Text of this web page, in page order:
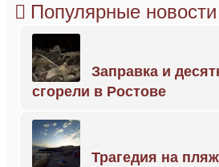
Популярные новости
Заправка и
сгорели в Ростове
Трагедия на